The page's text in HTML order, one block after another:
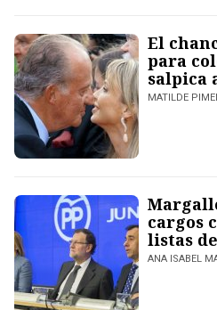
El
para
salpica
MATILDE
cargos
listas
ANA ISABEL